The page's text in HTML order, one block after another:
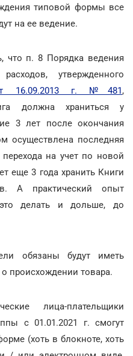
типовой формы все
на ее ведение.
что п. 8 Порядка ведения
утвержденного
16.09.2013 г. №481,
должна храниться у
3 лет после окончания
осуществлена последняя
на учет по новой
еще 3 года хранить Книги
А практический опыт
делать и дольше, до
обязаны будут иметь
происхождении товара.
лица-плательщики
с 01.01.2021 г. смогут
(хоть в блокноте, хоть